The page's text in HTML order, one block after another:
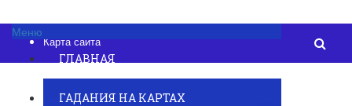
Контакты
Карта сайта
Меню
ГЛАВНАЯ
ГАДАНИЯ НА КАРТАХ